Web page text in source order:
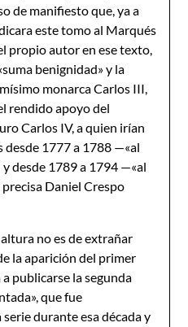
de manifiesto que, ya a
este tomo al Marqués
propio autor en ese texto,
benignidad» y la
monarca Carlos III,
rendido apoyo del
Carlos IV, a quien irían
1777 a 1788 —«al
desde 1789 a 1794 —«al
Daniel Crespo
no es de extrañar
la aparición del primer
publicarse la segunda
que fue
durante esa década y